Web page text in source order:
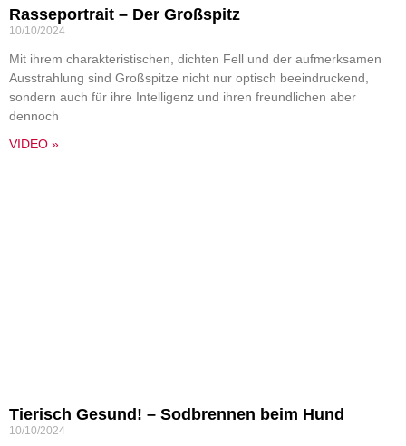
Rasseportrait – Der Großspitz
10/10/2024
Mit ihrem charakteristischen, dichten Fell und der aufmerksamen
Ausstrahlung sind Großspitze nicht nur optisch beeindruckend,
sondern auch für ihre Intelligenz und ihren freundlichen aber
dennoch
VIDEO »
Tierisch Gesund! – Sodbrennen beim Hund
10/10/2024